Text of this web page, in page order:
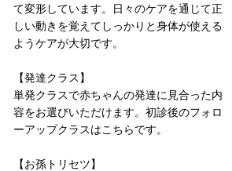
て変形しています。日々のケアを通じて正
しい動きを覚えてしっかりと身体が使える
ようケアが大切です。
【発達クラス】
単発クラスで赤ちゃんの発達に見合った内
容をお選びいただけます。初診後のフォロ
ーアップクラスはこちらです。
【お孫トリセツ】